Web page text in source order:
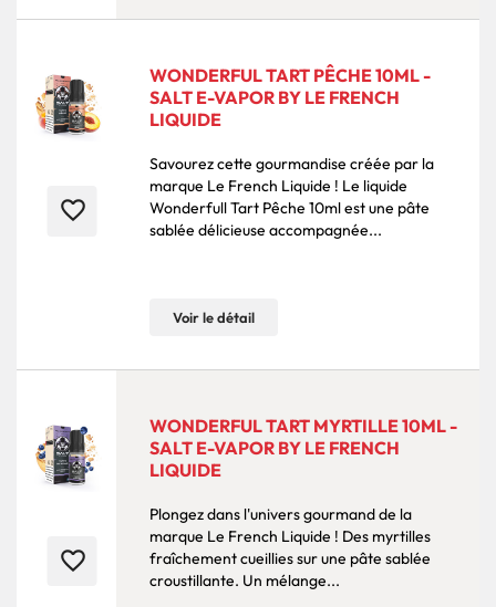
favorite_border
WONDERFUL TART PÊCHE 10ML -
SALT E-VAPOR BY LE FRENCH
LIQUIDE
Savourez cette gourmandise créée par la
marque Le French Liquide ! Le liquide
Wonderfull Tart Pêche 10ml est une pâte
sablée délicieuse accompagnée...
Voir le détail
favorite_border
WONDERFUL TART MYRTILLE 10ML -
SALT E-VAPOR BY LE FRENCH
LIQUIDE
Plongez dans l'univers gourmand de la
marque Le French Liquide ! Des myrtilles
fraîchement cueillies sur une pâte sablée
croustillante. Un mélange...